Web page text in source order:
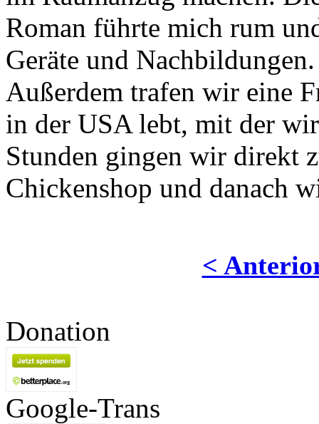
Roman führte mich rum
Geräte und
Außerdem trafen wir eine
in der USA lebt, mit der
Stunden gingen wir direkt
Chickenshop und danach
<
Donation
Google-Trans